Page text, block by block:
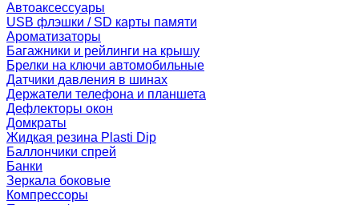
Автоаксессуары
USB флэшки / SD карты памяти
Ароматизаторы
Багажники и рейлинги на крышу
Брелки на ключи автомобильные
Датчики давления в шинах
Держатели телефона и планшета
Дефлекторы окон
Домкраты
Жидкая резина Plasti Dip
Баллончики спрей
Банки
Зеркала боковые
Компрессоры